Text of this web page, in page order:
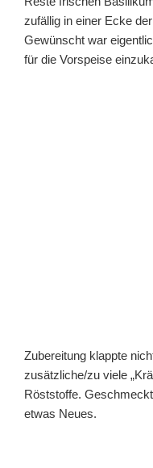
zufällig in einer Ecke
Gewünscht war
für die Vorspeise
Zubereitung klappte
zusätzliche/zu viele
Röststoffe.
etwas Neues.